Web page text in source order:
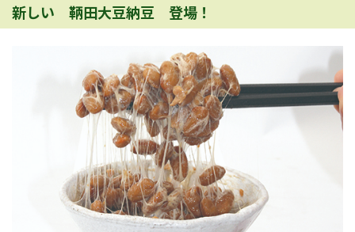
新しい 鞆田大豆納豆 登場！